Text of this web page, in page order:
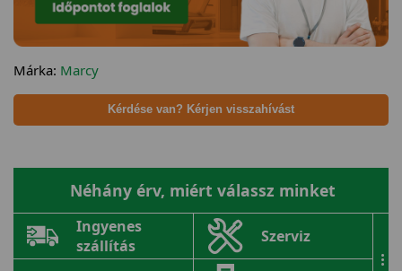
Márka: Marcy
Kérdése van? Kérjen visszahívást
Néhány érv, miért válassz minket
Ingyenes
szállítás
Szerviz
...